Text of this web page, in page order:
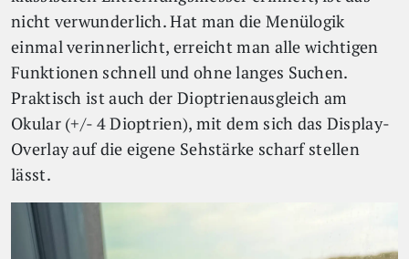
nicht verwunderlich. Hat man die Menülogik
einmal verinnerlicht, erreicht man alle wichtigen
Funktionen schnell und ohne langes Suchen.
Praktisch ist auch der Dioptrienausgleich am
Okular (+/- 4 Dioptrien), mit dem sich das Display-
Overlay auf die eigene Sehstärke scharf stellen
lässt.